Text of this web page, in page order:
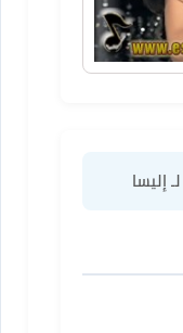
لـ إليسا